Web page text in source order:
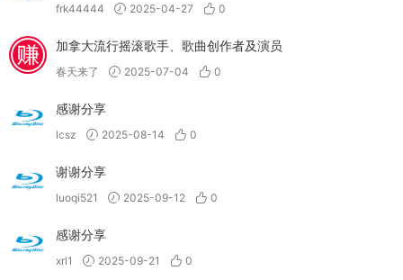
frk44444 2025-04-27 0
加拿大流行摇滚歌手、歌曲创作者及演员
春天来了 2025-07-04 0
感谢分享
lcsz 2025-08-14 0
谢谢分享
luoqi521 2025-09-12 0
感谢分享
xrl1 2025-09-21 0